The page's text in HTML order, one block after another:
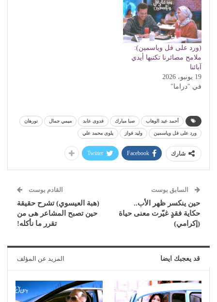
(ورد على فل وياسمين):
ملامح مصائرنا تكتبها أيدي
آبائنا
19 يونيو، 2026
في "دراما"
أحمد عبد الوهاب صبا مبارك فدوى عابد ميمي جمال نورهان
ورد على فل وياسمين وليد فواز يلوى محمد علي
شارك Facebook
Twitter
السابق بوست
حين ينكسر ظهر الأب..
حكاية فقدٍ غيّرت معنى حياة
(إكرامي)
القادم بوست
(هبة العيسوي) تشرح حقيقة
حين تصبح المشاعر هى من
تقرر ما نأكله!
قد يعجبك ايضا المزيد عن المؤلف